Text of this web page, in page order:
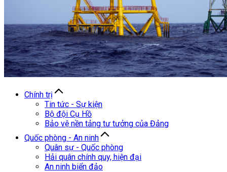
Chính trị
Tin tức - Sự kiện
Bộ đội Cụ Hồ
Bảo vệ nền tảng tư tưởng của Đảng
Quốc phòng - An ninh
Quân sự - Quốc phòng
Hải quân chính quy, hiện đại
An ninh biển đảo